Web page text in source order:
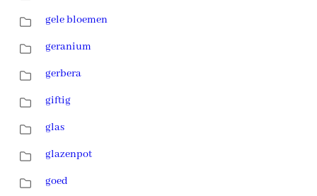
gele bloemen
geranium
gerbera
giftig
glas
glazenpot
goed